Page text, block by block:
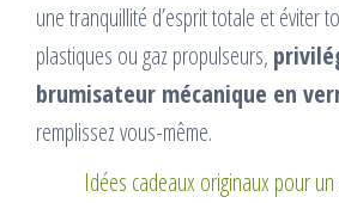
une tranquillité d’esprit totale et éviter
plastiques ou gaz propulseurs,
brumisateur mécanique en
remplissez vous-même.
Idées cadeaux originaux pour